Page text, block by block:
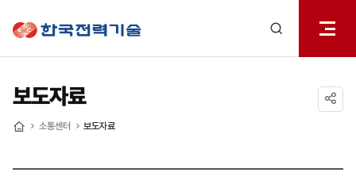
열기
보도자료
소통센터 보도자료